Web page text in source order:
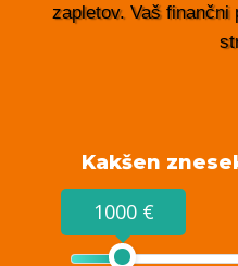
zapletov. Vaš
Kakšen
1000 €